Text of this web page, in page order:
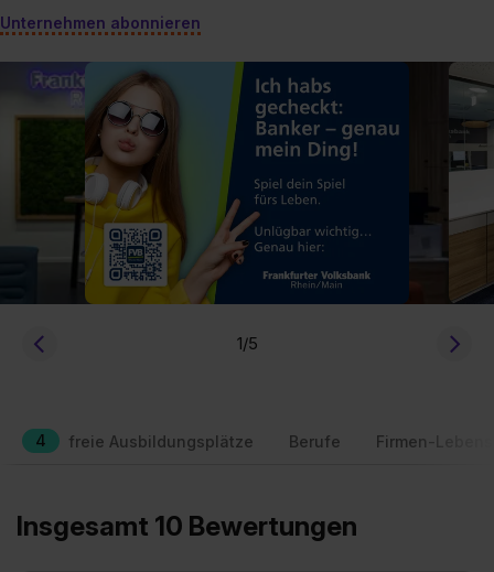
Unternehmen abonnieren
1/5
4 freie Ausbildungsplätze Berufe Firmen-
Insgesamt 10 Bewertungen